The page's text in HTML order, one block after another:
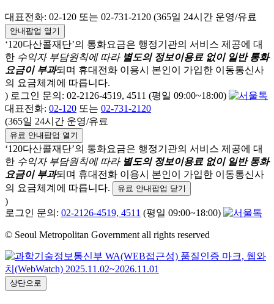
대표전화: 02-120 또는 02-731-2120 (365일 24시간 운영/유료
안내팝업 열기
‘120다산콜재단’의 통화요금은 행정기관의 서비스 제공에 대
한 수익자 부담원칙에 따라 별도의 정보이용료 없이 일반 통화
요금이 부과되며 휴대전화 이용시 본인이 가입한 이동통신사
의 요금체계에 따릅니다.
) 로그인 문의: 02-2126-4519, 4511 (평일 09:00~18:00)
대표전화: 02-120 또는 02-731-2120
(365일 24시간 운영/유료
유료 안내팝업 열기
‘120다산콜재단’의 통화요금은 행정기관의 서비스 제공에 대
한 수익자 부담원칙에 따라 별도의 정보이용료 없이 일반 통화
요금이 부과되며 휴대전화 이용시 본인이 가입한 이동통신사
의 요금체계에 따릅니다.
유료 안내팝업 닫기
)
로그인 문의: 02-2126-4519, 4511 (평일 09:00~18:00)
© Seoul Metropolitan Government all rights reserved
상단으로